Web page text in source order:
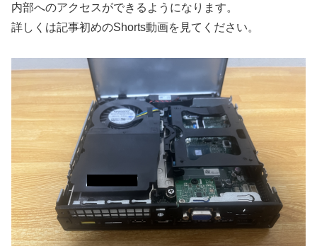
内部へのアクセスができるようになります。
詳しくは記事初めのShorts動画を見てください。